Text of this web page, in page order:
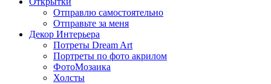
Отправлю самостоятельно
Отправьте за меня
Декор Интерьера
Потреты Dream Art
Портреты по фото акрилом
ФотоМозаика
Холсты